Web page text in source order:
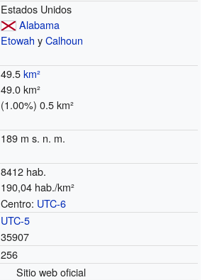
Estados Unidos
Alabama
Etowah yCalhoun
49.5km²
49.0 km²
(1.00%) 0.5 km²
189 m s. n. m.
8412 hab.
190,04 hab./km²
Centro: UTC-6
UTC-5
35907
256
Sitio web oficial